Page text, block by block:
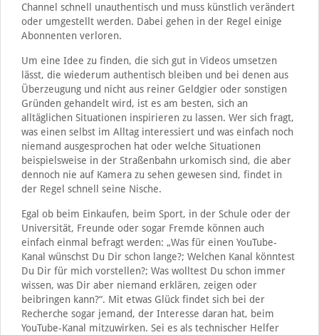
Channel schnell unauthentisch und muss künstlich verändert
oder umgestellt werden. Dabei gehen in der Regel einige
Abonnenten verloren.
Um eine Idee zu finden, die sich gut in Videos umsetzen
lässt, die wiederum authentisch bleiben und bei denen aus
Überzeugung und nicht aus reiner Geldgier oder sonstigen
Gründen gehandelt wird, ist es am besten, sich an
alltäglichen Situationen inspirieren zu lassen. Wer sich fragt,
was einen selbst im Alltag interessiert und was einfach noch
niemand ausgesprochen hat oder welche Situationen
beispielsweise in der Straßenbahn urkomisch sind, die aber
dennoch nie auf Kamera zu sehen gewesen sind, findet in
der Regel schnell seine Nische.
Egal ob beim Einkaufen, beim Sport, in der Schule oder der
Universität, Freunde oder sogar Fremde können auch
einfach einmal befragt werden: „Was für einen YouTube-
Kanal wünschst Du Dir schon lange?; Welchen Kanal könntest
Du Dir für mich vorstellen?; Was wolltest Du schon immer
wissen, was Dir aber niemand erklären, zeigen oder
beibringen kann?“. Mit etwas Glück findet sich bei der
Recherche sogar jemand, der Interesse daran hat, beim
YouTube-Kanal mitzuwirken. Sei es als technischer Helfer